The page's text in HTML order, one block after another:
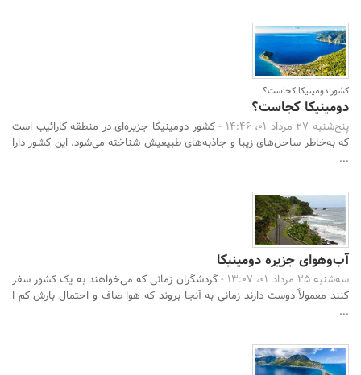
کشور دومینیکا کجاست؟
دومینیکا کجاست؟
پنج‌شنبه 27 مرداد 01، 14:46 -
کشور دومینیکا جزیره‌ای در منطقه کارائیب است
که به‌خاطر ساحل‌های زیبا و جاذبه‌های طبیعیش شناخته می‌شود. این کشور دارا
...
آب‌وهوای جزیره دومینیکا
سه‌شنبه 25 مرداد 01، 13:07 -
گردشگران زمانی که می‌خواهند به یک کشور سفر
کنند معمولاً دوست دارند زمانی به آنجا بروند که هوا صاف و احتمال بارش کم ا
...